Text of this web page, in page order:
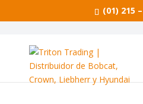
(01) 215